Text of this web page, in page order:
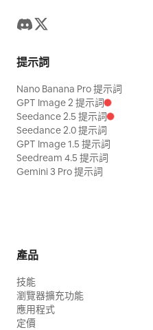
提示詞
Nano Banana Pro 提示詞
GPT Image 2 提示詞
Seedance 2.5 提示詞
Seedance 2.0 提示詞
GPT Image 1.5 提示詞
Seedream 4.5 提示詞
Gemini 3 Pro 提示詞
產品
技能
瀏覽器擴充功能
應用程式
定價